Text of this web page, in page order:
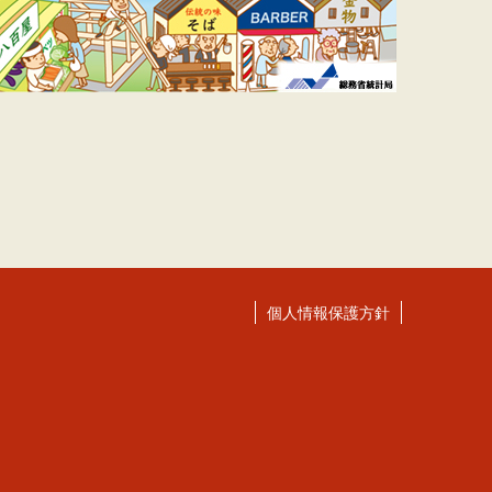
個人情報保護方針